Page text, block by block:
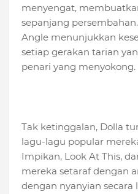
menyengat,
sepanjang
Angle menunjukkan
setiap gerakan tarian
penari yang menyokong.
Tak ketinggalan, Dolla
lagu-lagu popular
Impikan, Look At This,
mereka setaraf dengan
dengan nyanyian